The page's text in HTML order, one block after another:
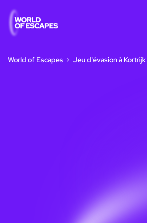
World of Escapes Jeu d'évasion à Kortrijk